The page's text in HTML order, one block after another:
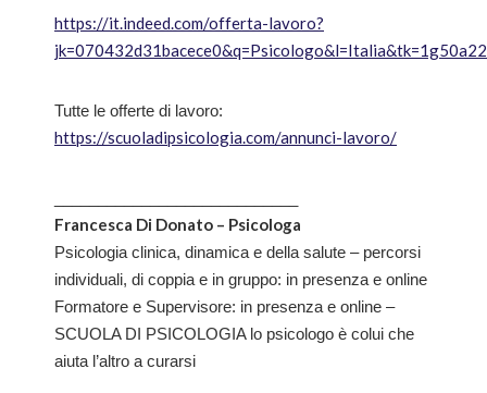
https://it.indeed.com/offerta-lavoro?
Tutte le offerte di lavoro:
https://scuoladipsicologia.com/annunci-lavoro/
Francesca Di Donato – Psicologa
Psicologia clinica, dinamica e della salute – percorsi
individuali, di coppia e in gruppo: in presenza e online
Formatore e Supervisore: in presenza e online –
SCUOLA DI PSICOLOGIA lo psicologo è colui che
aiuta l’altro a curarsi